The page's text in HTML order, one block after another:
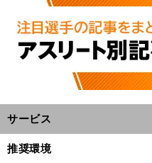
サービス
推奨環境